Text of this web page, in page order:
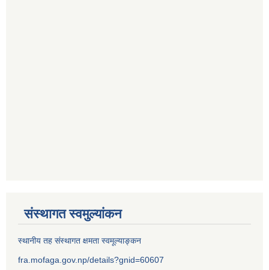
संस्थागत स्वमुल्यांकन
स्थानीय तह संस्थागत क्षमता स्वमूल्याङ्कन
fra.mofaga.gov.np/details?gnid=60607